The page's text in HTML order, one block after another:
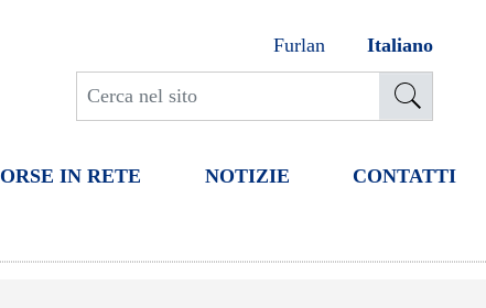
Furlan Italiano
IN RETE NOTIZIE CONTATTI